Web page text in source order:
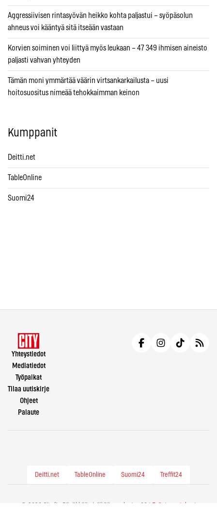
Aggressiivisen rintasyövän heikko kohta paljastui – syöpäsolun
ahneus voi kääntyä sitä itseään vastaan
Korvien soiminen voi liittyä myös leukaan – 47 349 ihmisen aineisto
paljasti vahvan yhteyden
Tämän moni ymmärtää väärin virtsankarkailusta – uusi
hoitosuositus nimeää tehokkaimman keinon
Kumppanit
Deitti.net
TableOnline
Suomi24
Yhteystiedot
Mediatiedot
Työpaikat
Tilaa uutiskirje
Ohjeet
Palaute
Deitti.net TableOnline Suomi24 Treffit24